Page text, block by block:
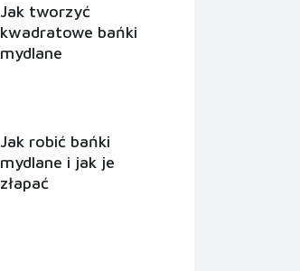
Jak tworzyć
kwadratowe bańki
mydlane
Jak robić bańki
mydlane i jak je
złapać